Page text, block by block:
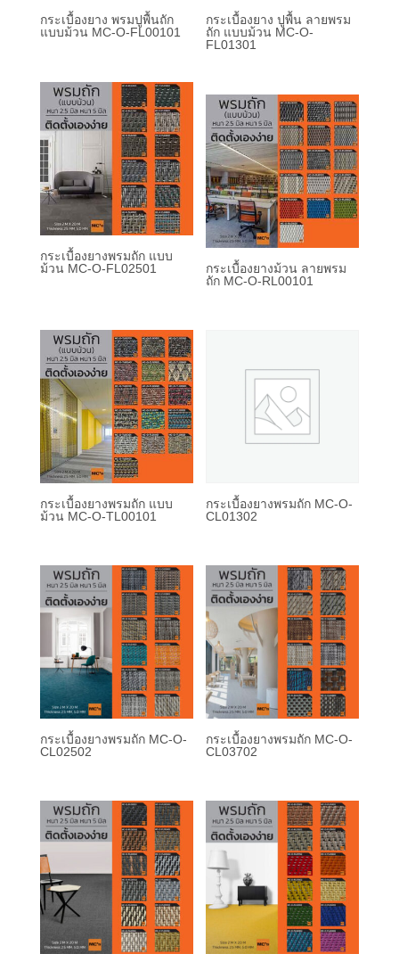
กระเบื้องยาง พรมปูพื้นถัก
แบบม้วน MC-O-FL00101
กระเบื้องยาง ปูพื้น ลายพรม
ถัก แบบม้วน MC-O-
FL01301
กระเบื้องยางพรมถัก แบบ
ม้วน MC-O-FL02501
กระเบื้องยางม้วน ลายพรม
ถัก MC-O-RL00101
กระเบื้องยางพรมถัก แบบ
ม้วน MC-O-TL00101
กระเบื้องยางพรมถัก MC-O-
CL01302
กระเบื้องยางพรมถัก MC-O-
CL02502
กระเบื้องยางพรมถัก MC-O-
CL03702